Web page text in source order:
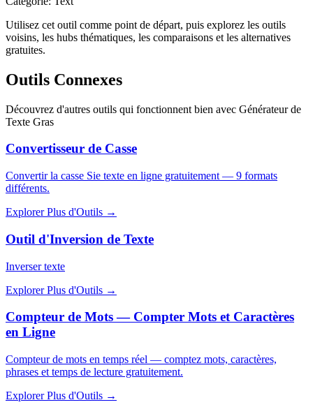
Utilisez cet outil comme point de départ, puis explorez les outils
voisins, les hubs thématiques, les comparaisons et les alternatives
gratuites.
Outils Connexes
Découvrez d'autres outils qui fonctionnent bien avec Générateur de
Texte Gras
Convertisseur de Casse
Convertir la casse Sie texte en ligne gratuitement — 9 formats
différents.
Explorer Plus d'Outils →
Outil d'Inversion de Texte
Inverser texte
Explorer Plus d'Outils →
Compteur de Mots — Compter Mots et Caractères
en Ligne
Compteur de mots en temps réel — comptez mots, caractères,
phrases et temps de lecture gratuitement.
Explorer Plus d'Outils →